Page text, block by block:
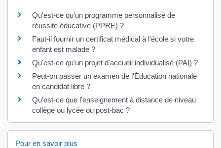
Qu'est-ce qu'un programme personnalisé de
réussite éducative (PPRE) ?
Faut-il fournir un certificat médical à l'école si votre
enfant est malade ?
Qu'est-ce qu'un projet d'accueil individualisé (PAI) ?
Peut-on passer un examen de l'Éducation nationale
en candidat libre ?
Qu'est-ce que l'enseignement à distance de niveau
collège ou lycée ou post-bac ?
Pour en savoir plus